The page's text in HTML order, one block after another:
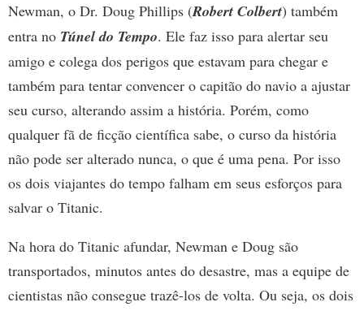
Newman, o Dr. Doug Phillips (Robert Colbert) também
entra no Túnel do Tempo. Ele faz isso para alertar seu
amigo e colega dos perigos que estavam para chegar e
também para tentar convencer o capitão do navio a ajustar
seu curso, alterando assim a história. Porém, como
qualquer fã de ficção científica sabe, o curso da história
não pode ser alterado nunca, o que é uma pena. Por isso
os dois viajantes do tempo falham em seus esforços para
salvar o Titanic.
Na hora do Titanic afundar, Newman e Doug são
transportados, minutos antes do desastre, mas a equipe de
cientistas não consegue trazê-los de volta. Ou seja, os dois